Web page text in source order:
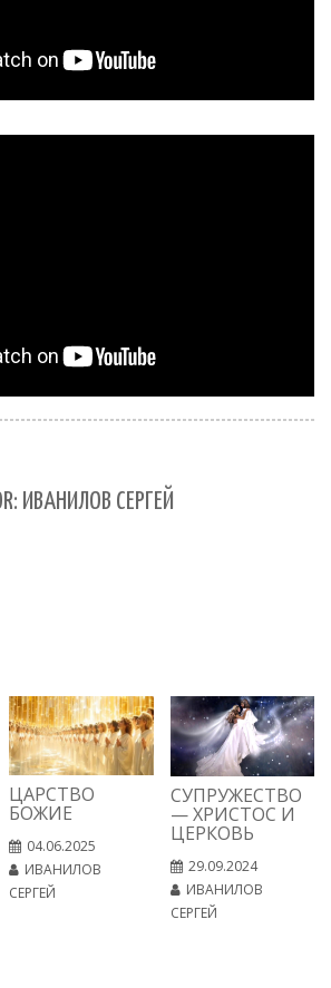
ИВАНИЛОВ СЕРГЕЙ
ЦАРСТВО
БОЖИЕ
04.06.2025
ИВАНИЛОВ
СЕРГЕЙ
СУПРУЖЕСТВО
— ХРИСТОС И
ЦЕРКОВЬ
29.09.2024
ИВАНИЛОВ
СЕРГЕЙ